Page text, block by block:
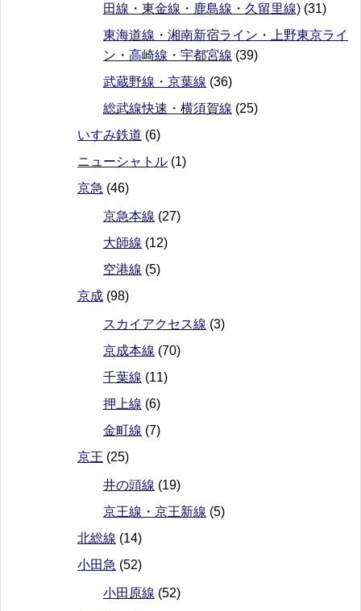
田線・東金線・鹿島線・久留里線) (31)
東海道線・湘南新宿ライン・上野東京ライ
ン・高崎線・宇都宮線 (39)
武蔵野線・京葉線 (36)
総武線快速・横須賀線 (25)
いすみ鉄道 (6)
ニューシャトル (1)
京急 (46)
京急本線 (27)
大師線 (12)
空港線 (5)
京成 (98)
スカイアクセス線 (3)
京成本線 (70)
千葉線 (11)
押上線 (6)
金町線 (7)
京王 (25)
井の頭線 (19)
京王線・京王新線 (5)
北総線 (14)
小田急 (52)
小田原線 (52)